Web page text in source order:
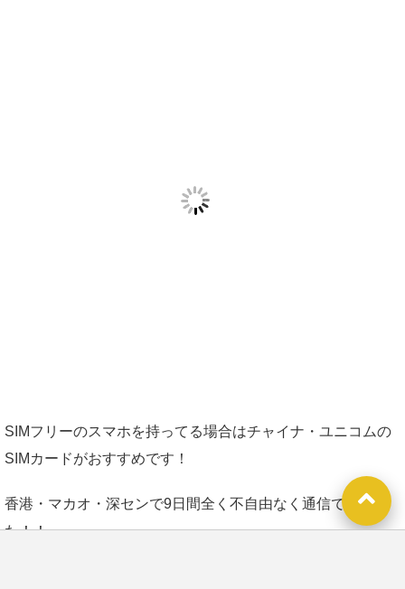
SIMフリーのスマホを持ってる場合はチャイナ・ユニコムの
SIMカードがおすすめです！
香港・マカオ・深センで9日間全く不自由なく通信できまし
た！！